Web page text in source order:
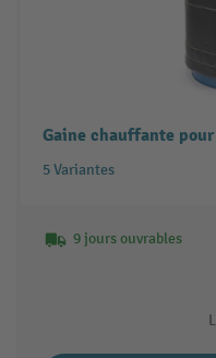
Gaine chauffante
5 Variantes
9 jours ouvrables